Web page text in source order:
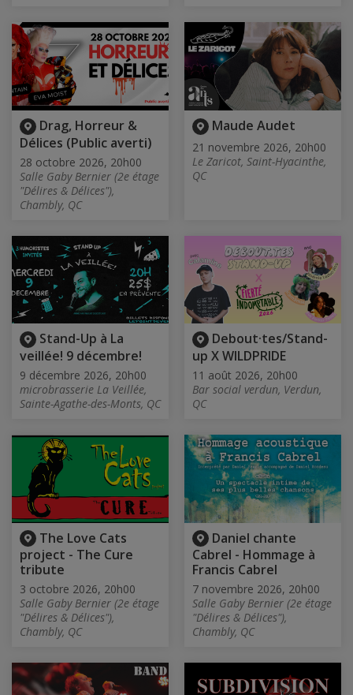
Drag, Horreur &
Délices (Public averti)
28 octobre 2026, 20h00
Salle Gaby Bernier (2e étage
"Délires & Délices"),
Chambly, QC
Maude Audet
21 novembre 2026, 20h00
Le Zaricot, Saint-Hyacinthe,
QC
Stand-Up à La
veillée! 9 décembre!
9 décembre 2026, 20h00
microbrasserie La Veillée,
Sainte-Agathe-des-Monts, QC
Debout·tes/Stand-
up X WILDPRIDE
11 août 2026, 20h00
Bar social verdun, Verdun,
QC
The Love Cats
project - The Cure
tribute
3 octobre 2026, 20h00
Salle Gaby Bernier (2e étage
"Délires & Délices"),
Chambly, QC
Daniel chante
Cabrel - Hommage à
Francis Cabrel
7 novembre 2026, 20h00
Salle Gaby Bernier (2e étage
"Délires & Délices"),
Chambly, QC